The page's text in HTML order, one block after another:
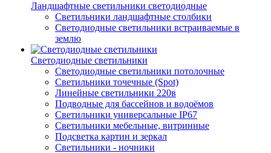
Ландшафтные светильники светодиодные
Светильники ландшафтные столбики
Светодиодные светильники встраиваемые в
землю
Светодиодные светильники
Светодиодные светильники потолочные
Светильники точечные (Spot)
Линейные светильники 220в
Подводные для бассейнов и водоёмов
Светильники универсальные IP67
Светильники мебельные, витринные
Подсветка картин и зеркал
Светильники - ночники